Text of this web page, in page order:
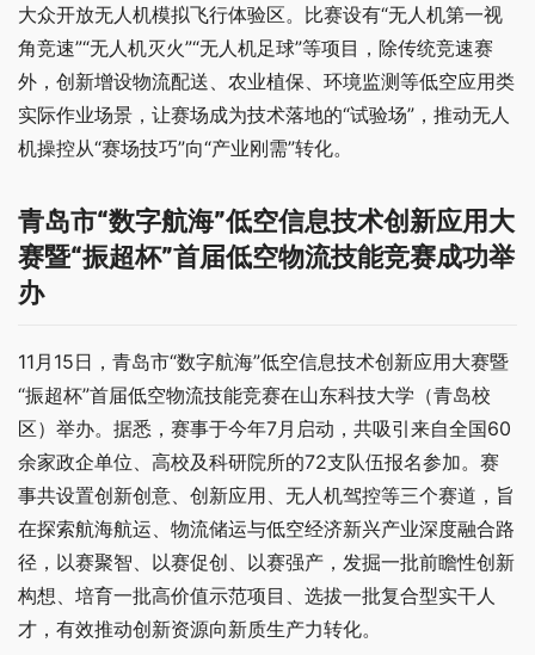
大众开放无人机模拟飞行体验区。比赛设有“无人机第一视
角竞速”“无人机灭火”“无人机足球”等项目，除传统竞速赛
外，创新增设物流配送、农业植保、环境监测等低空应用类
实际作业场景，让赛场成为技术落地的“试验场”，推动无人
机操控从“赛场技巧”向“产业刚需”转化。
青岛市“数字航海”低空信息技术创新应用大
赛暨“振超杯”首届低空物流技能竞赛成功举
办
11月15日，青岛市“数字航海”低空信息技术创新应用大赛暨
“振超杯”首届低空物流技能竞赛在山东科技大学（青岛校
区）举办。据悉，赛事于今年7月启动，共吸引来自全国60
余家政企单位、高校及科研院所的72支队伍报名参加。赛
事共设置创新创意、创新应用、无人机驾控等三个赛道，旨
在探索航海航运、物流储运与低空经济新兴产业深度融合路
径，以赛聚智、以赛促创、以赛强产，发掘一批前瞻性创新
构想、培育一批高价值示范项目、选拔一批复合型实干人
才，有效推动创新资源向新质生产力转化。